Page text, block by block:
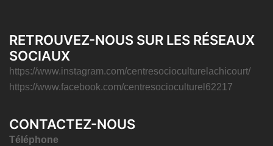
RETROUVEZ-NOUS SUR LES RÉSEAUX
SOCIAUX
https://www.instagram.com/centresocioculturelachicourt/
https://www.facebook.com/centresocioculturel62217
CONTACTEZ-NOUS
Téléphone